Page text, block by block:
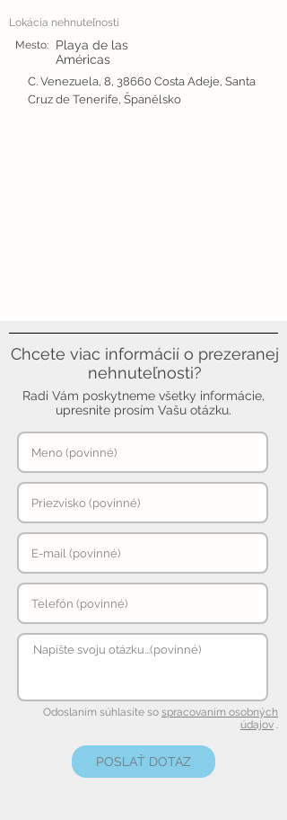
Lokácia nehnuteľnosti
Mesto:
Playa de las
Américas
C. Venezuela, 8, 38660 Costa Adeje, Santa
Cruz de Tenerife, Španělsko
Chcete viac informácií o prezeranej
nehnuteľnosti?
Radi Vám poskytneme všetky informácie,
upresnite prosím Vašu otázku.
Odoslaním súhlasíte so spracovaním osobných
údajov .
POSLAŤ DOTAZ